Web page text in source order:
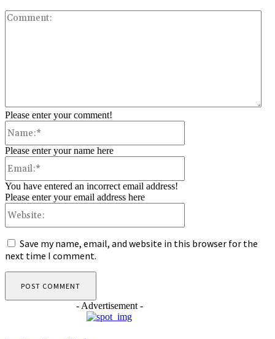
Please enter your comment!
Please enter your name here
You have entered an incorrect email address!
Please enter your email address here
Save my name, email, and website in this browser for the
next time I comment.
- Advertisement -